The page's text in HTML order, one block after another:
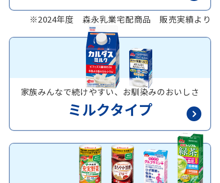
※2024年度 森永乳業宅配商品 販売実績より
家族みんなで続けやすい、お馴染みのおいしさ
ミルクタイプ